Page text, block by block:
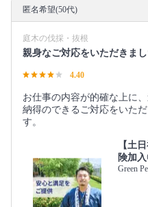
匿名希望(50代)
庭木の伐採・抜根
親身なご対応をいただきま
4.40
お仕事の内容が的確な上に
納得のできるご対応をいた
す。
【土
険加
Green